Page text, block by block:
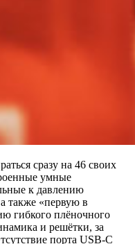
сразу на 46 своих
умные
к давлению
также «первую в
гибкого плёночного
и решётки, за
порта USB-C